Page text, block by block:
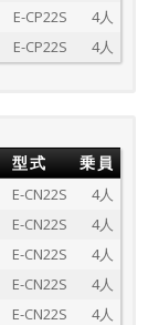
E-CP22S
4人
E-CP22S 4人
型式 乗員
E-CN22S
4人
E-CN22S
4人
E-CN22S
4人
E-CN22S
4人
E-CN22S
4人